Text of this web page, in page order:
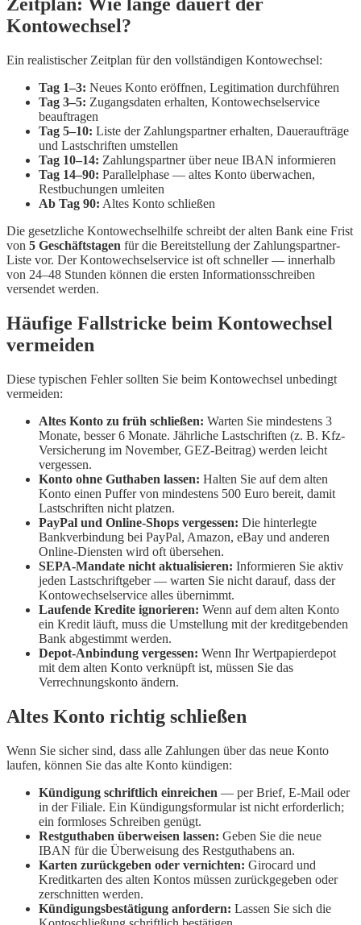
Kontowechsel?
Ein realistischer Zeitplan für den vollständigen Kontowechsel:
Tag 1–3: Neues Konto eröffnen, Legitimation durchführen
Tag 3–5: Zugangsdaten erhalten, Kontowechselservice
beauftragen
Tag 5–10: Liste der Zahlungspartner erhalten, Daueraufträge
und Lastschriften umstellen
Tag 10–14: Zahlungspartner über neue IBAN informieren
Tag 14–90: Parallelphase — altes Konto überwachen,
Restbuchungen umleiten
Ab Tag 90: Altes Konto schließen
Die gesetzliche Kontowechselhilfe schreibt der alten Bank eine Frist
von 5 Geschäftstagen für die Bereitstellung der Zahlungspartner-
Liste vor. Der Kontowechselservice ist oft schneller — innerhalb
von 24–48 Stunden können die ersten Informationsschreiben
versendet werden.
Häufige Fallstricke beim Kontowechsel
vermeiden
Diese typischen Fehler sollten Sie beim Kontowechsel unbedingt
vermeiden:
Altes Konto zu früh schließen: Warten Sie mindestens 3
Monate, besser 6 Monate. Jährliche Lastschriften (z. B. Kfz-
Versicherung im November, GEZ-Beitrag) werden leicht
vergessen.
Konto ohne Guthaben lassen: Halten Sie auf dem alten
Konto einen Puffer von mindestens 500 Euro bereit, damit
Lastschriften nicht platzen.
PayPal und Online-Shops vergessen: Die hinterlegte
Bankverbindung bei PayPal, Amazon, eBay und anderen
Online-Diensten wird oft übersehen.
SEPA-Mandate nicht aktualisieren: Informieren Sie aktiv
jeden Lastschriftgeber — warten Sie nicht darauf, dass der
Kontowechselservice alles übernimmt.
Laufende Kredite ignorieren: Wenn auf dem alten Konto
ein Kredit läuft, muss die Umstellung mit der kreditgebenden
Bank abgestimmt werden.
Depot-Anbindung vergessen: Wenn Ihr Wertpapierdepot
mit dem alten Konto verknüpft ist, müssen Sie das
Verrechnungskonto ändern.
Altes Konto richtig schließen
Wenn Sie sicher sind, dass alle Zahlungen über das neue Konto
laufen, können Sie das alte Konto kündigen:
Kündigung schriftlich einreichen — per Brief, E-Mail oder
in der Filiale. Ein Kündigungsformular ist nicht erforderlich;
ein formloses Schreiben genügt.
Restguthaben überweisen lassen: Geben Sie die neue
IBAN für die Überweisung des Restguthabens an.
Karten zurückgeben oder vernichten: Girocard und
Kreditkarten des alten Kontos müssen zurückgegeben oder
zerschnitten werden.
Kündigungsbestätigung anfordern: Lassen Sie sich die